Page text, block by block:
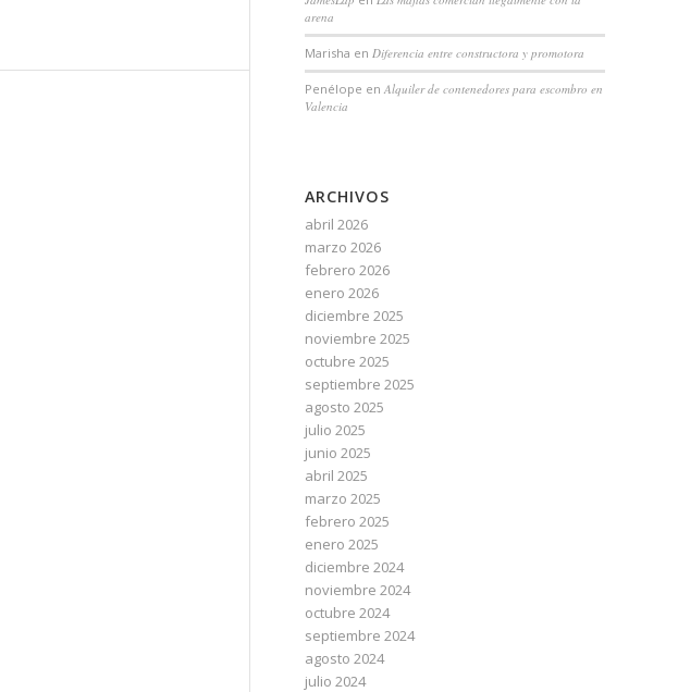
arena
Marisha enDiferencia entre constructora y promotora
Penélope enAlquiler de contenedores para escombro en
Valencia
ARCHIVOS
abril 2026
marzo 2026
febrero 2026
enero 2026
diciembre 2025
noviembre 2025
octubre 2025
septiembre 2025
agosto 2025
julio 2025
junio 2025
abril 2025
marzo 2025
febrero 2025
enero 2025
diciembre 2024
noviembre 2024
octubre 2024
septiembre 2024
agosto 2024
julio 2024